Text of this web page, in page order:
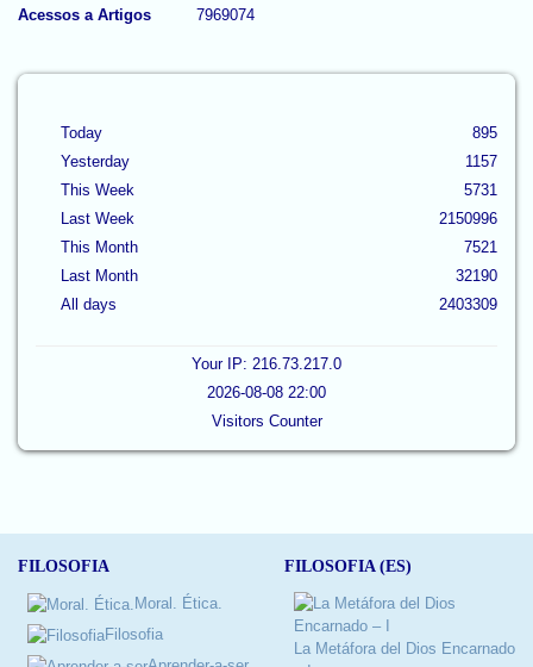
Acessos a Artigos 7969074
Today
Yesterday
This Week
Last Week
This Month
Last Month
All days
895
1157
5731
2150996
7521
32190
2403309
Your IP: 216.73.217.0
2026-08-08 22:00
Visitors Counter
FILOSOFIA
Moral. Ética.
Filosofia
FILOSOFIA (ES)
La Metáfora del Dios Encarnado